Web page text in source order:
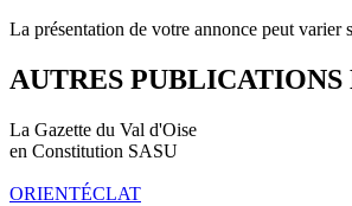
La présentation de votre annonce peut
AUTRES
La Gazette du Val d'Oise
en Constitution SASU
ORIENTÉCLAT